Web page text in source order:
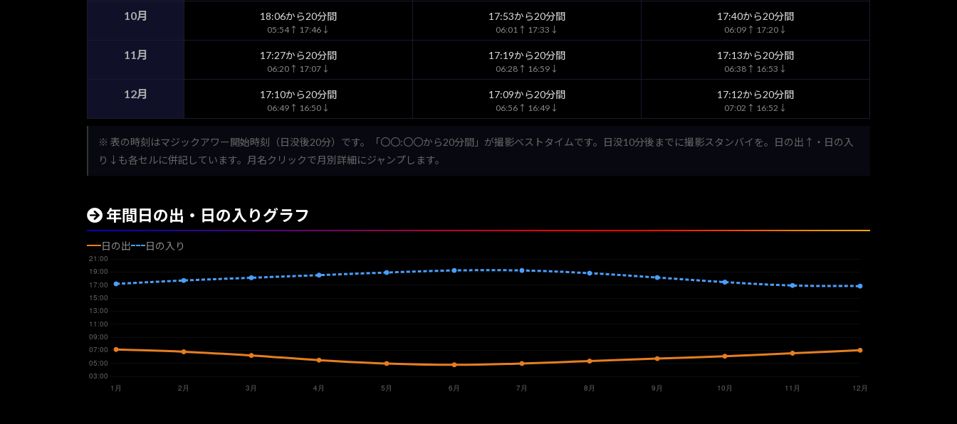
10月 18:06から20分間
05:54↑ 17:46↓
17:53から20分間
06:01↑ 17:33↓
17:40から20分間
06:09↑ 17:20↓
11月 17:27から20分間
06:20↑ 17:07↓
17:19から20分間
06:28↑ 16:59↓
17:13から20分間
06:38↑ 16:53↓
12月 17:10から20分間
06:49↑ 16:50↓
17:09から20分間
06:56↑ 16:49↓
17:12から20分間
07:02↑ 16:52↓
※ 表の時刻はマジックアワー開始時刻（日没後20分）です。「〇〇:〇〇から20分間」が撮影ベストタイムです。日没10分後までに撮影スタンバイを。日の出↑・日の入
り↓も各セルに併記しています。月名クリックで月別詳細にジャンプします。
年間日の出・日の入りグラフ
日の出 日の入り